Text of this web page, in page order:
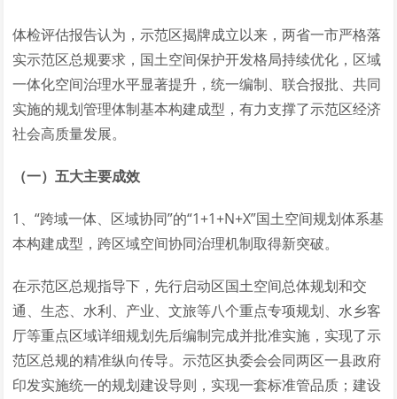
体检评估报告认为，示范区揭牌成立以来，两省一市严格落
实示范区总规要求，国土空间保护开发格局持续优化，区域
一体化空间治理水平显著提升，统一编制、联合报批、共同
实施的规划管理体制基本构建成型，有力支撑了示范区经济
社会高质量发展。
（一）五大主要成效
1、“跨域一体、区域协同”的“1+1+N+X”国土空间规划体系基
本构建成型，跨区域空间协同治理机制取得新突破。
在示范区总规指导下，先行启动区国土空间总体规划和交
通、生态、水利、产业、文旅等八个重点专项规划、水乡客
厅等重点区域详细规划先后编制完成并批准实施，实现了示
范区总规的精准纵向传导。示范区执委会会同两区一县政府
印发实施统一的规划建设导则，实现一套标准管品质；建设